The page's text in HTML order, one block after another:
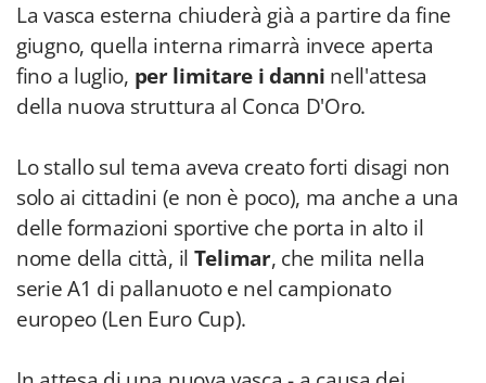
La vasca esterna chiuderà già a partire da fine
giugno, quella interna rimarrà invece aperta
fino a luglio, per limitare i danni nell'attesa
della nuova struttura al Conca D'Oro.
Lo stallo sul tema aveva creato forti disagi non
solo ai cittadini (e non è poco), ma anche a una
delle formazioni sportive che porta in alto il
nome della città, il Telimar, che milita nella
serie A1 di pallanuoto e nel campionato
europeo (Len Euro Cup).